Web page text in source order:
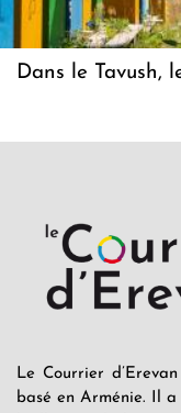
Dans le Tavush,
Le Courrier
basé en Arménie. Il